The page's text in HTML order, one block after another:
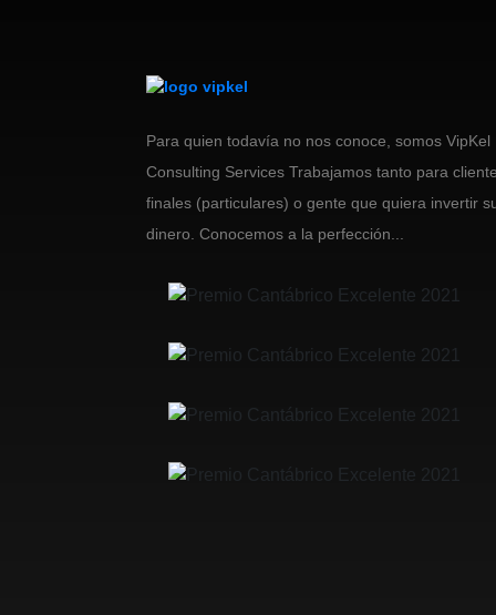
Para quien todavía no nos conoce, somos VipKel
Consulting Services Trabajamos tanto para
finales (particulares) o gente que quiera invertir
dinero. Conocemos a la perfección...